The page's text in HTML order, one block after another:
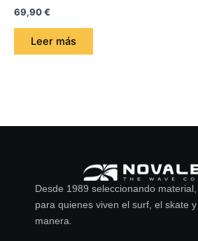
69,90€
Leer más
Desde 1989 seleccionando
para quienes viven el surf, el skate
manera.